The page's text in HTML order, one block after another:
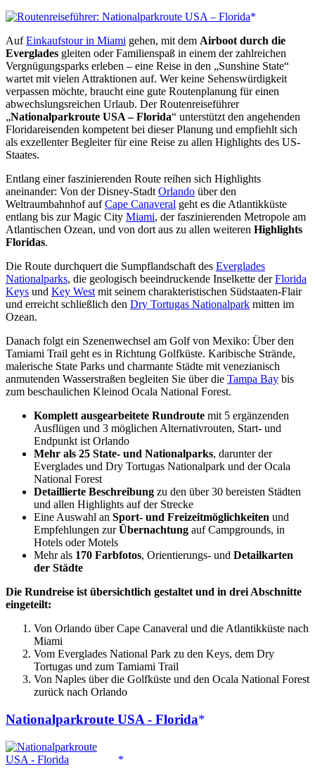
AufEinkaufstour in Miami gehen, mit dem Airboot durch die
Everglades gleiten oder Familienspaß in einem der zahlreichen
Vergnügungsparks erleben – eine Reise in den „Sunshine State“
wartet mit vielen Attraktionen auf. Wer keine Sehenswürdigkeit
verpassen möchte, braucht eine gute Routenplanung für einen
abwechslungsreichen Urlaub. Der Routenreiseführer
„Nationalparkroute USA – Florida“ unterstützt den angehenden
Floridareisenden kompetent bei dieser Planung und empfiehlt sich
als exzellenter Begleiter für eine Reise zu allen Highlights des US-
Staates.
Entlang einer faszinierenden Route reihen sich Highlights
aneinander: Von der Disney-Stadt Orlando über den
Weltraumbahnhof aufCape Canaveral geht es die Atlantikküste
entlang bis zur Magic City Miami, der faszinierenden Metropole am
Atlantischen Ozean, und von dort aus zu allen weiteren Highlights
Floridas.
Die Route durchquert die Sumpflandschaft des Everglades
Nationalparks, die geologisch beeindruckende Inselkette derFlorida
Keys und Key West mit seinem charakteristischen Südstaaten-Flair
und erreicht schließlich den Dry Tortugas Nationalpark mitten im
Ozean.
Danach folgt ein Szenenwechsel am Golf von Mexiko: Über den
Tamiami Trail geht es in Richtung Golfküste. Karibische Strände,
malerische State Parks und charmante Städte mit venezianisch
anmutenden Wasserstraßen begleiten Sie über die Tampa Bay bis
zum beschaulichen Kleinod Ocala National Forest.
Komplett ausgearbeitete Rundroute mit 5 ergänzenden
Ausflügen und 3 möglichen Alternativrouten, Start- und
Endpunkt ist Orlando
Mehr als 25 State- und Nationalparks, darunter der
Everglades und Dry Tortugas Nationalpark und der Ocala
National Forest
Detaillierte Beschreibung zu den über 30 bereisten Städten
und allen Highlights auf der Strecke
Eine Auswahl an Sport- und Freizeitmöglichkeiten und
Empfehlungen zurÜbernachtung auf Campgrounds, in
Hotels oder Motels
Mehr als 170 Farbfotos, Orientierungs- und Detailkarten
der Städte
Die Rundreise ist übersichtlich gestaltet und in drei Abschnitte
eingeteilt:
Von Orlando über Cape Canaveral und die Atlantikküste nach
Miami
Vom Everglades National Park zu den Keys, dem Dry
Tortugas und zum Tamiami Trail
Von Naples über die Golfküste und den Ocala National Forest
zurück nach Orlando
Nationalparkroute USA - Florida